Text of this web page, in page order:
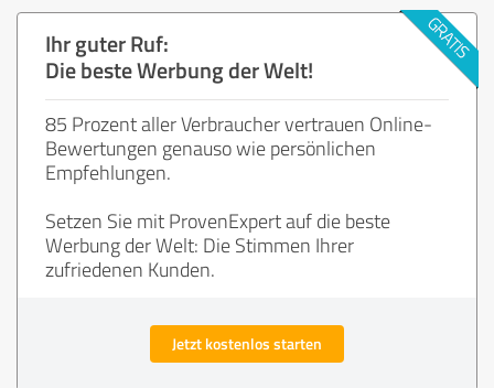
Ihr guter Ruf:
Die beste Werbung der Welt!
85 Prozent aller Verbraucher vertrauen Online-
Bewertungen genauso wie persönlichen
Empfehlungen.
Setzen Sie mit ProvenExpert auf die beste
Werbung der Welt: Die Stimmen Ihrer
zufriedenen Kunden.
Jetzt kostenlos starten